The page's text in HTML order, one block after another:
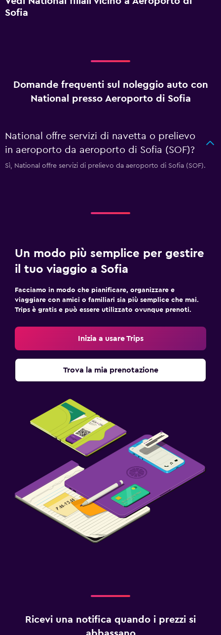
Sofia
Domande frequenti sul noleggio auto con
National presso Aeroporto di Sofia
National offre servizi di navetta o prelievo
in aeroporto da aeroporto di Sofia (SOF)?
Sì, National offre servizi di prelievo da aeroporto di Sofia (SOF).
Un modo più semplice per gestire
il tuo viaggio a Sofia
Facciamo in modo che pianificare, organizzare e
viaggiare con amici o familiari sia più semplice che mai.
Trips è gratis e può essere utilizzato ovunque prenoti.
Inizia a usare Trips
Trova la mia prenotazione
Ricevi una notifica quando i prezzi si